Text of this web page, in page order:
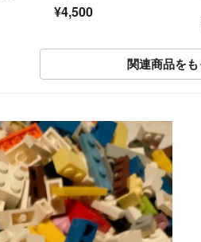
¥4,500
関連商品を